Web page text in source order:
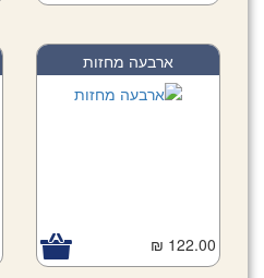
ארבעה מחזות
122.00 ₪